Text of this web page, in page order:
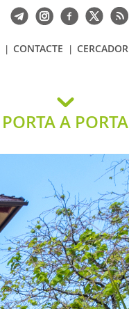
CONTACTE CERCADOR
PORTA A PORTA